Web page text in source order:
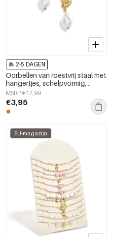
2-5 DAGEN
Oorbellen van roestvrij staal met
hangertjes, schelpvormig,
eenvoudige serie voor dagelijks
gebruik, damessieraden
MSRP €12,99
€3,95
EU-magazijn